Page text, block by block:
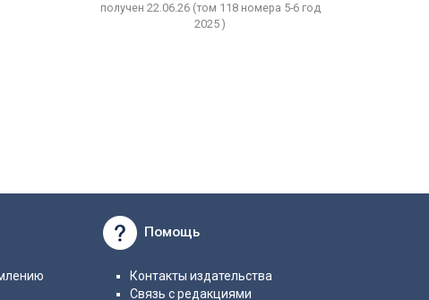
получен 22.06.26 (том 118 номера 5-6 год
2025 )
Помощь
Контакты издательства
Связь с редакциями